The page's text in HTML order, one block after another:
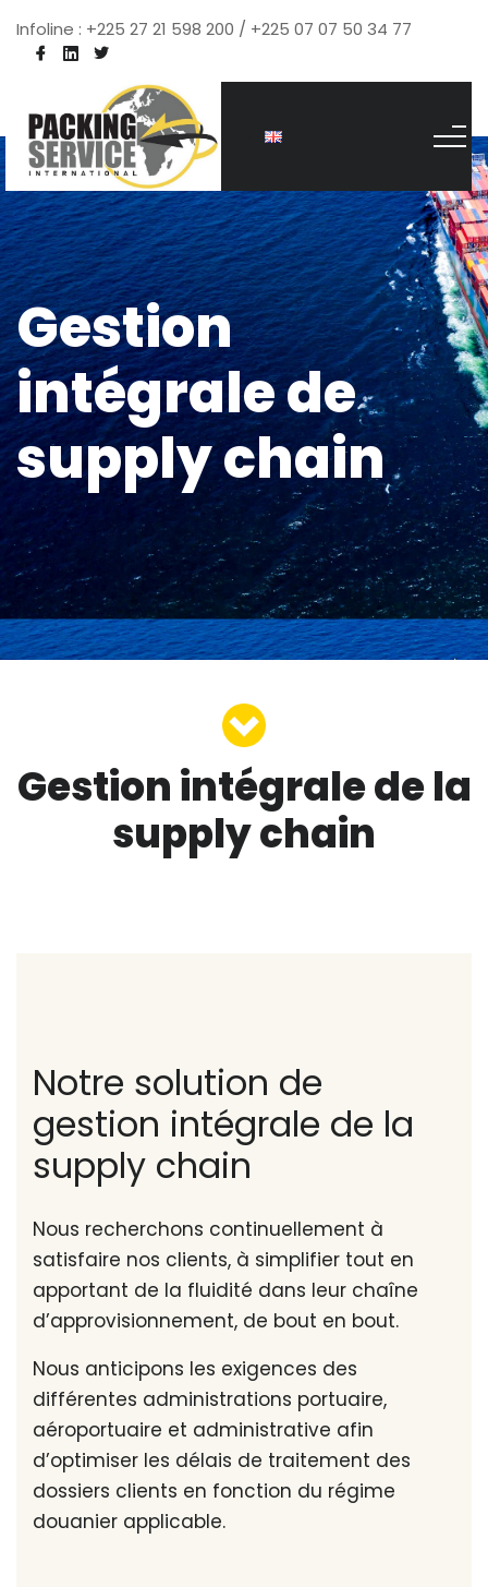
Infoline : +225 27 21 598 200 / +225 07 07 50 34 77
Gestion
intégrale de
supply chain
Gestion intégralede la
supply chain
Notre solution de
gestion intégrale de la
supply chain
Nous recherchons continuellement à
satisfaire nos clients, à simplifier tout en
apportant de la fluidité dans leur chaîne
d’approvisionnement, de bout en bout.
Nous anticipons les exigences des
différentes administrations portuaire,
aéroportuaire et administrative afin
d’optimiser les délais de traitement des
dossiers clients en fonction du régime
douanier applicable.